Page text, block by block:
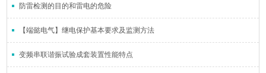
防雷检测的目的和雷电的危险
【端懿电气】继电保护基本要求及监测方法
变频串联谐振试验成套装置性能特点